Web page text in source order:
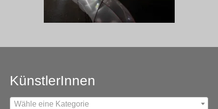
KünstlerInnen
Wähle eine Kategorie